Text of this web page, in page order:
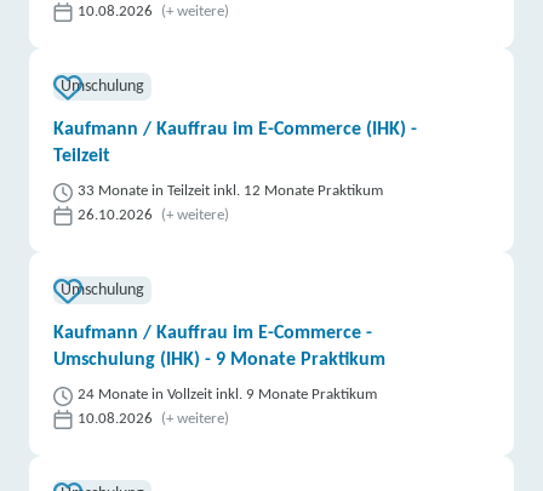
10.08.2026
(+ weitere)
Umschulung
Kaufmann / Kauffrau im E-Commerce (IHK) -
Teilzeit
33 Monate in Teilzeit inkl. 12 Monate Praktikum
26.10.2026
(+ weitere)
Umschulung
Kaufmann / Kauffrau im E-Commerce -
Umschulung (IHK) - 9 Monate Praktikum
24 Monate in Vollzeit inkl. 9 Monate Praktikum
10.08.2026
(+ weitere)